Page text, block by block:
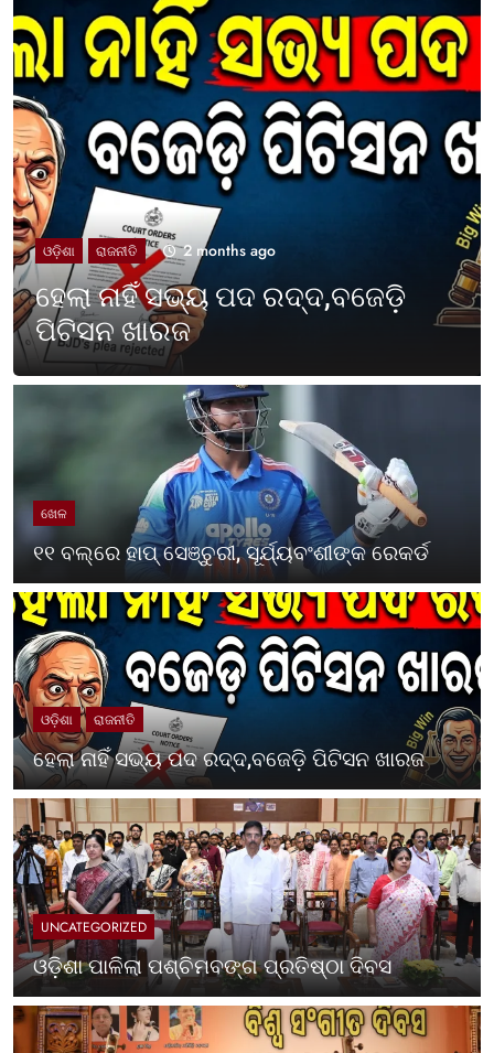
UNCATEGORIZED 2 months ago
ଓଡ଼ିଶା ପାଳିଲା ପଶ୍ଚିମବଙ୍ଗ
ପ୍ରତିଷ୍ଠା ଦିବସ
ଖେଳ
୧୧ ବଲ୍‌ରେ ହାପ୍ ସେଞ୍ଚୁରୀ, ସୂର୍ଯ୍ୟବଂଶୀଙ୍କ ରେକର୍ଡ
ଓଡ଼ିଶା ରାଜନୀତି
ହେଲା ନାହିଁ ସଭ୍ୟ ପଦ ରଦ୍ଦ,ବଜେଡ଼ି ପିଟିସନ ଖାରଜ
UNCATEGORIZED
ଓଡ଼ିଶା ପାଳିଲା ପଶ୍ଚିମବଙ୍ଗ ପ୍ରତିଷ୍ଠା ଦିବସ